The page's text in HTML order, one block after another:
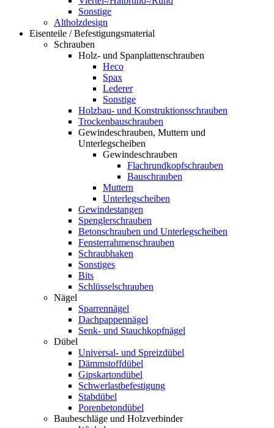
Sonstige
Altholzdesign
Eisenteile / Befestigungsmaterial
Schrauben
Holz- und Spanplattenschrauben
Heco
Spax
Lederer
Sonstige
Holzbau- und Konstruktionsschrauben
Trockenbauschrauben
Gewindeschrauben, Muttern und
Unterlegscheiben
Gewindeschrauben
Flachrundkopfschrauben
Bauschrauben
Muttern
Unterlegscheiben
Gewindestangen
Spenglerschrauben
Betonschrauben und Unterlegscheiben
Fensterrahmenschrauben
Schraubhaken
Sonstiges
Bits
Schlüsselschrauben
Nägel
Sparrennägel
Dachpappennägel
Senk- und Stauchkopfnägel
Dübel
Universal- und Spreizdübel
Dämmstoffdübel
Gipskartondübel
Schwerlastbefestigung
Stabdübel
Porenbetondübel
Baubeschläge und Holzverbinder